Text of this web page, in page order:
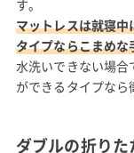
す。
マットレスは就寝
タイプならこまめ
水洗いできない場
ができるタイプなら
ダブルの折り